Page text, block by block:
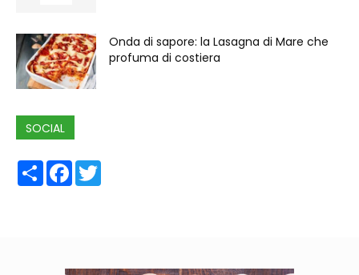
Onda di sapore: la Lasagna di Mare che
profuma di costiera
SOCIAL
ShareFacebook